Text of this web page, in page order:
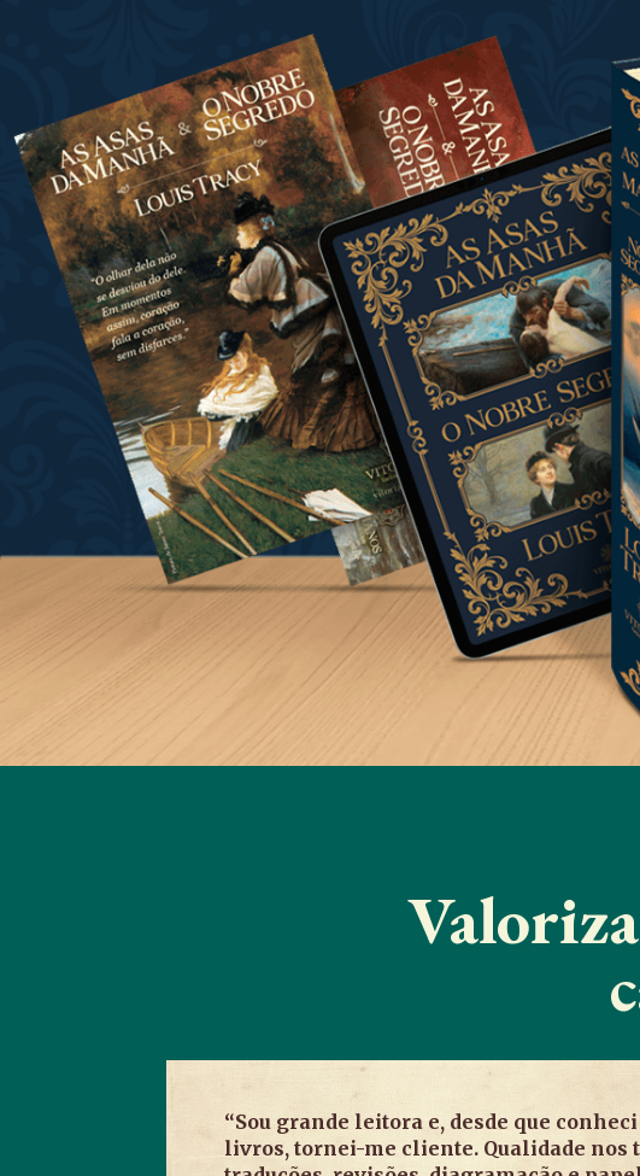
“Sou grande leitora e, desde que conheci
livros, tornei-me cliente. Qualidade nos